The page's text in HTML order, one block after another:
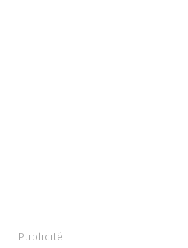
Publicité